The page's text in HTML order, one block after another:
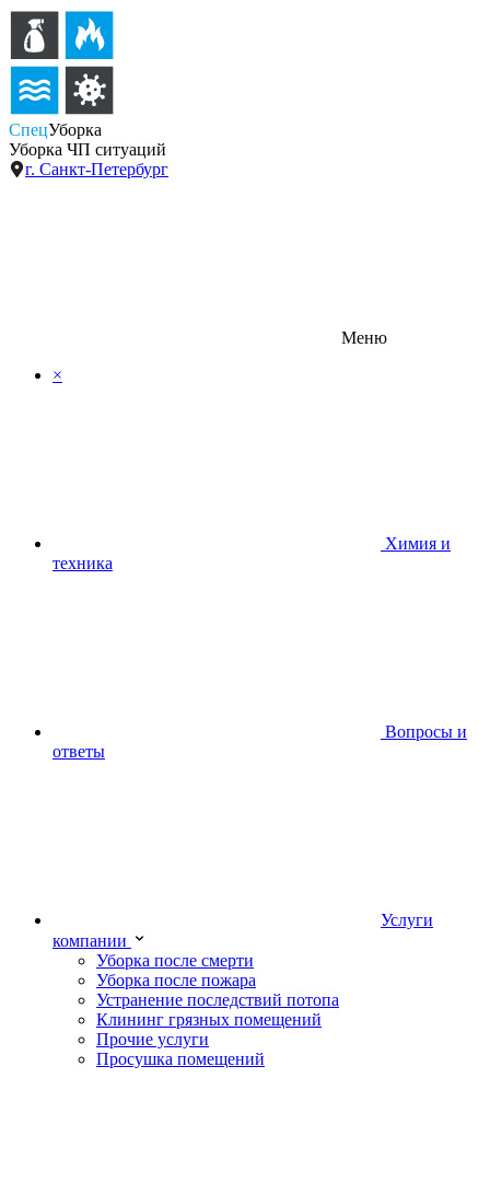
СпецУборка
Уборка ЧП ситуаций
г. Санкт-Петербург
Меню
×
Химия и
техника
Вопросы и
ответы
Услуги
компании
Уборка после смерти
Уборка после пожара
Устранение последствий потопа
Клининг грязных помещений
Прочие услуги
Просушка помещений